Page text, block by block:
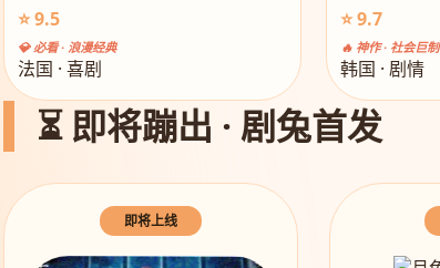
⭐ 9.5
💎 必看 · 浪漫经典
法国 · 喜剧
⭐ 9.7
🔥 神作 · 社会巨制
韩国 · 剧情
⏳ 即将蹦出 · 剧兔首发
即将上线